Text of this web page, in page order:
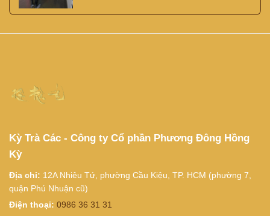
Kỳ Trà Các - Công ty Cổ phần Phương Đông Hồng
Kỳ
Địa chỉ: 12A Nhiêu Tứ, phường Cầu Kiệu, TP. HCM (phường 7,
quận Phú Nhuận cũ)
Điện thoại: 0986 36 31 31